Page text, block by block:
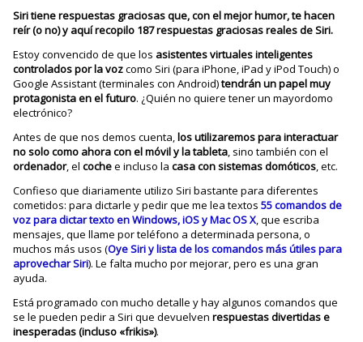
Siri tiene respuestas graciosas que, con el mejor humor, te hacen
reír (o no) y aquí recopilo 187 respuestas graciosas reales de Siri.
Estoy convencido de que los asistentes virtuales inteligentes
controlados por la vozcomo Siri (para iPhone, iPad y iPod Touch) o
Google Assistant (terminales con Android)tendrán un papel muy
protagonista en el futuro. ¿Quién no quiere tener un mayordomo
electrónico?
Antes de que nos demos cuenta,los utilizaremos para interactuar
no solo como ahora con el móvil y la tableta, sino también con el
ordenador, elcochee incluso lacasa con sistemas domóticos, etc.
Confieso que diariamente utilizo Siri bastante para diferentes
cometidos: para dictarle y pedir que me lea textos55 comandos de
voz para dictar texto en Windows, iOS y Mac OS X, que escriba
mensajes, que llame por teléfono a determinada persona, o
muchos más usos (Oye Siri y lista de los comandos más útiles para
aprovechar Siri). Le falta mucho por mejorar, pero es una gran
ayuda.
Está programado con mucho detalle y hay algunos comandos que
se le pueden pedir a Siri que devuelvenrespuestas divertidas e
inesperadas (incluso «frikis»).